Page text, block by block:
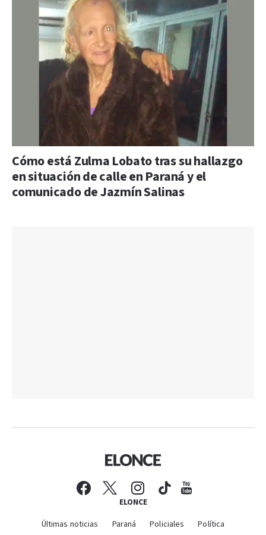
Cómo está Zulma Lobato tras su hallazgo
en situación de calle en Paraná y el
comunicado de Jazmín Salinas
ELONCE
Últimas noticias Paraná Policiales Política